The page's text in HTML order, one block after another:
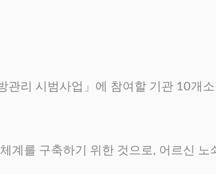
리 시범사업」에 참여할 기관 10개
계를 구축하기 위한 것으로, 어르신 노